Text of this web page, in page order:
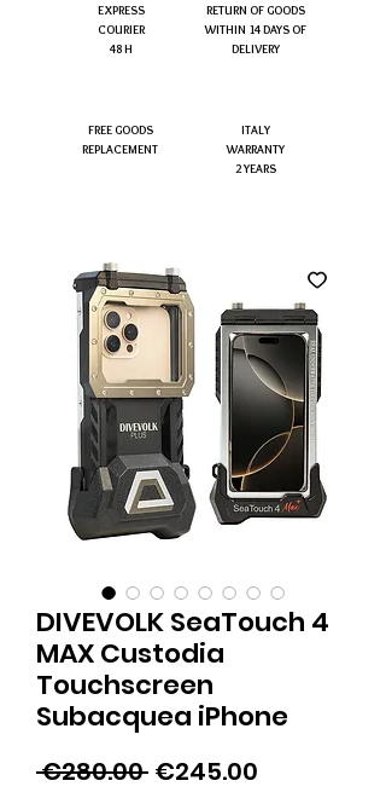
EXPRESS
COURIER
48 H
FREE GOODS
REPLACEMENT
RETURN OF GOODS
WITHIN 14 DAYS OF
DELIVERY
ITALY
WARRANTY
2 YEARS
DIVEVOLK SeaTouch 4
MAX Custodia
Touchscreen
Subacquea iPhone
€280.00 Regular
€245.00